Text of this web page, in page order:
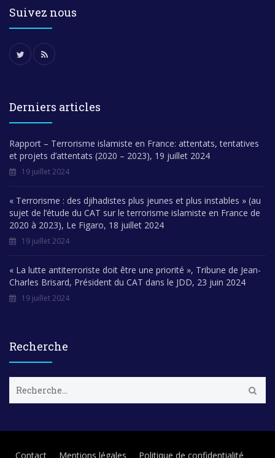
Suivez nous
Derniers articles
Rapport – Terrorisme islamiste en France: attentats, tentatives
et projets d’attentats (2020 – 2023), 19 juillet 2024
19 juillet 2024
« Terrorisme : des djihadistes plus jeunes et plus instables » (au
sujet de l’étude du CAT sur le terrorisme islamiste en France de
2020 à 2023), Le Figaro, 18 juillet 2024
19 juillet 2024
« La lutte antiterroriste doit être une priorité », Tribune de Jean-
Charles Brisard, Président du CAT dans le JDD, 23 juin 2024
19 juillet 2024
Recherche
c
e
Contact Mentions légales Politique de confidentialité